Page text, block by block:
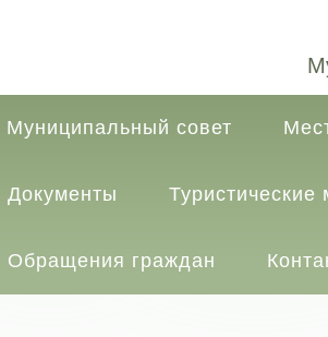
Муниципальный совет
Документы
Обращения граждан